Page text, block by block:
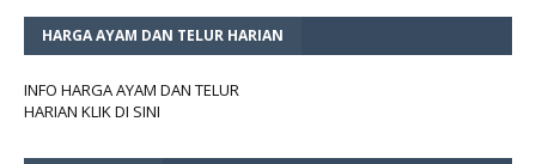
HARGA AYAM DAN TELUR HARIAN
INFO HARGA AYAM DAN TELUR
HARIAN KLIK DI SINI